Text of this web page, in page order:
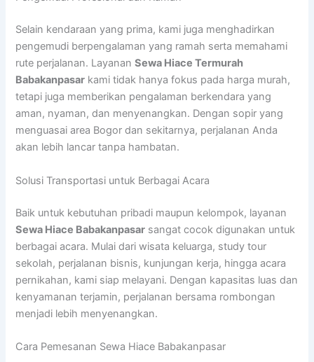
Selain kendaraan yang prima, kami juga menghadirkan
pengemudi berpengalaman yang ramah serta memahami
rute perjalanan. LayananSewa Hiace Termurah
Babakanpasar kami tidak hanya fokus pada harga murah,
tetapi juga memberikan pengalaman berkendara yang
aman, nyaman, dan menyenangkan. Dengan sopir yang
menguasai area Bogor dan sekitarnya, perjalanan Anda
akan lebih lancar tanpa hambatan.
Solusi Transportasi untuk Berbagai Acara
Baik untuk kebutuhan pribadi maupun kelompok, layanan
Sewa Hiace Babakanpasar sangat cocok digunakan untuk
berbagai acara. Mulai dari wisata keluarga, study tour
sekolah, perjalanan bisnis, kunjungan kerja, hingga acara
pernikahan, kami siap melayani. Dengan kapasitas luas dan
kenyamanan terjamin, perjalanan bersama rombongan
menjadi lebih menyenangkan.
Cara Pemesanan Sewa Hiace Babakanpasar